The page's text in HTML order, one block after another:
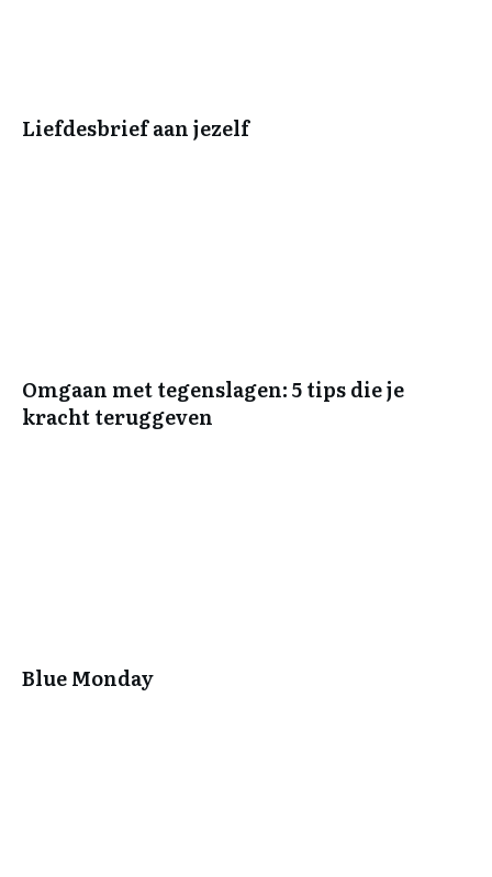
Liefdesbrief aan jezelf
Omgaan met tegenslagen: 5 tips die je
kracht teruggeven
Blue Monday